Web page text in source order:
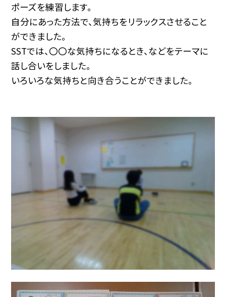
ポーズを練習します。
自分にあった方法で、気持ちをリラックスさせること
ができました。
SSTでは、〇〇な気持ちになるとき、などをテーマに
話し合いをしました。
いろいろな気持ちと向き合うことができました。